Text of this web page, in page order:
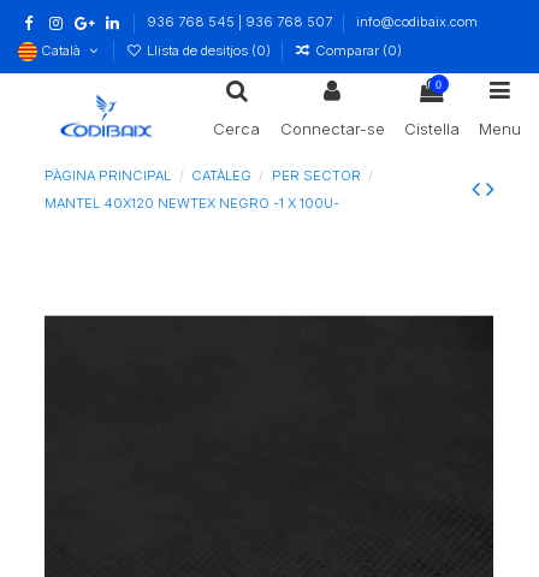
936 768 545 | 936 768 507
info@codibaix.com
Català
Llista de desitjos (0) Comparar (0)
Cerca Connectar-se
0
Cistella Menu
PÀGINA PRINCIPAL CATÀLEG
PER SECTOR
MANTEL 40X120 NEWTEX NEGRO -1 X 100U-